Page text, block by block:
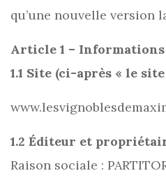
qu’une nouvelle version
Article 1 – Informations
1.1 Site (ci-après « le site
1.2 Éditeur et
Raison sociale :